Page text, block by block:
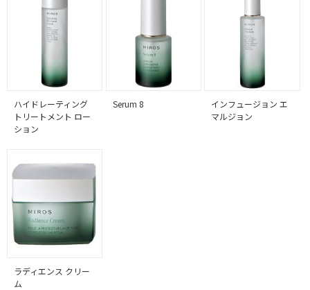
ハイドレーティング
トリートメント ロー
ション
Serum 8
インフュージョン エ
マルジョン
ラディエンス クリー
ム